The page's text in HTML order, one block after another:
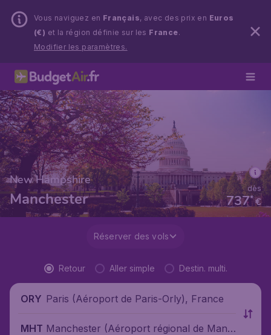
Vous naviguez en Français, avec des prix en Euros
(€) et la région définie sur les France.
Modifier les paramètres.
New Hampshire
Manchester €
737*
dès
Réserver des vols
Retour Aller simple Destin. multi.
ORY Paris (Aéroport de Paris-Orly), France
MHT Manchester (Aéroport régional de Manc